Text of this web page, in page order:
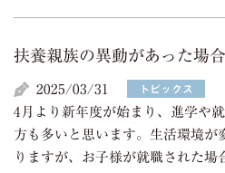
扶養親族の異動があった場
2025/03/31 トピックス
4月より新年度が始まり、進学や
方も多いと思います。生活環境が
りますが、お子様が就職された場